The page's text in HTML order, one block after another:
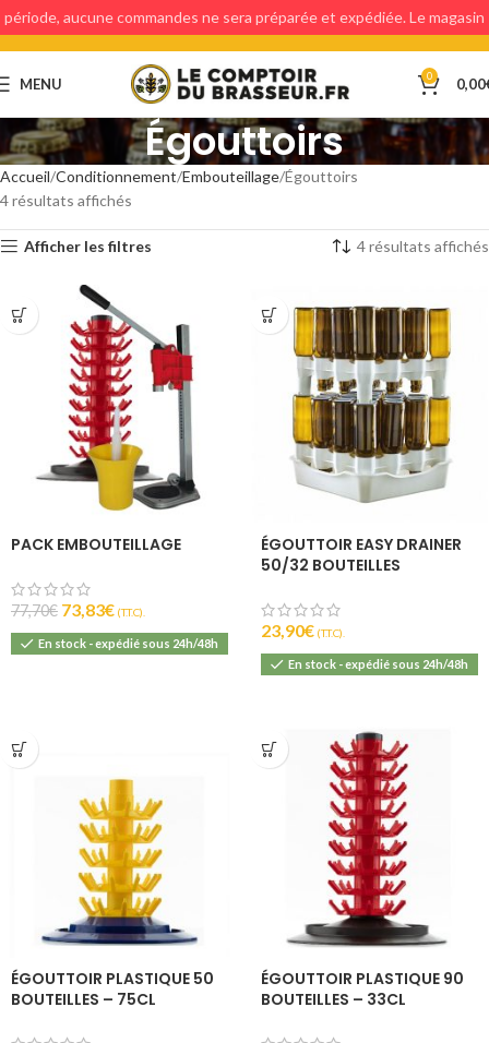
MENU 0 0,00
Égouttoirs
Accueil Conditionnement Embouteillage Égouttoirs
4 résultats affichés
Afficher les filtres 4 résultats affichés
PACK EMBOUTEILLAGE
77,70€ 73,83€ (T.T.C).
En stock - expédié sous 24h/48h
ÉGOUTTOIR EASY DRAINER
50/32 BOUTEILLES
23,90€ (T.T.C).
En stock - expédié sous 24h/48h
ÉGOUTTOIR PLASTIQUE 50
BOUTEILLES – 75CL
ÉGOUTTOIR PLASTIQUE 90
BOUTEILLES – 33CL
période, aucune commandes ne sera préparée et expédiée. Le magasin
étant fermé, aucun retraits en magasin ne sera possible.